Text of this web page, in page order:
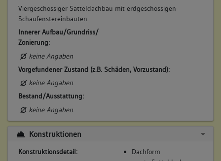
Viergeschossiger Satteldachbau mit erdgeschossigen
Schaufenstereinbauten.
Innerer Aufbau/Grundriss/
Zonierung:
keine Angaben
Vorgefundener Zustand (z.B. Schäden, Vorzustand):
keine Angaben
Bestand/Ausstattung:
keine Angaben
Konstruktionen
Konstruktionsdetail:
Dachform